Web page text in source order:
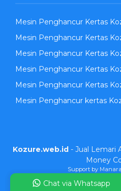
Mesin Penghancur Kertas
Mesin Penghancur Kertas
Mesin Penghancur Kertas
Mesin Penghancur Kertas
Mesin Penghancur Kertas
Mesin Penghancur kertas
Kozure.web.id - Jual Lemari
Money
Support by
Chat via Whatsapp